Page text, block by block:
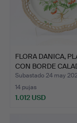
FLORA DANICA,
CON BORDE
Subastado 24 may
14 pujas
1.012 USD